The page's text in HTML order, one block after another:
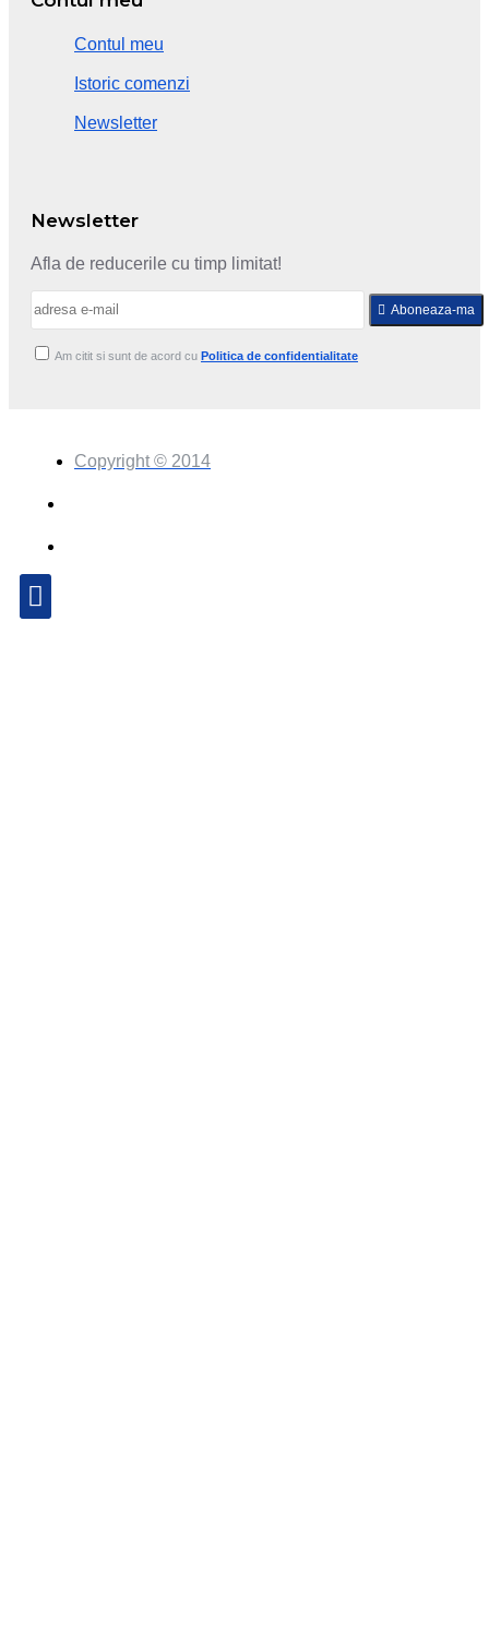
Contul meu
Istoric comenzi
Newsletter
Newsletter
Afla de reducerile cu timp limitat!
Aboneaza-ma
Am citit si sunt de acord cu Politica de confidentialitate
Copyright © 2014